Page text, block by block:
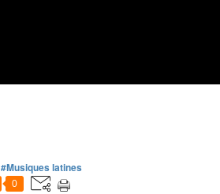
#Musiques latines
0